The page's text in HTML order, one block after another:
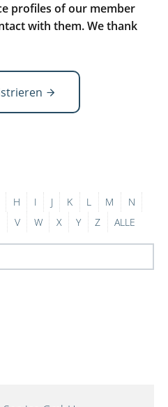
profiles of our member
with them. We thank
H I J K L M
N
V W X Y Z ALLE